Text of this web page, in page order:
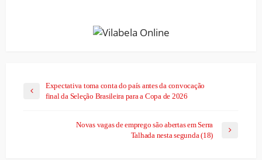
Expectativa toma conta do país antes da convocação
final da Seleção Brasileira para a Copa de 2026
Novas vagas de emprego são abertas em Serra
Talhada nesta segunda (18)